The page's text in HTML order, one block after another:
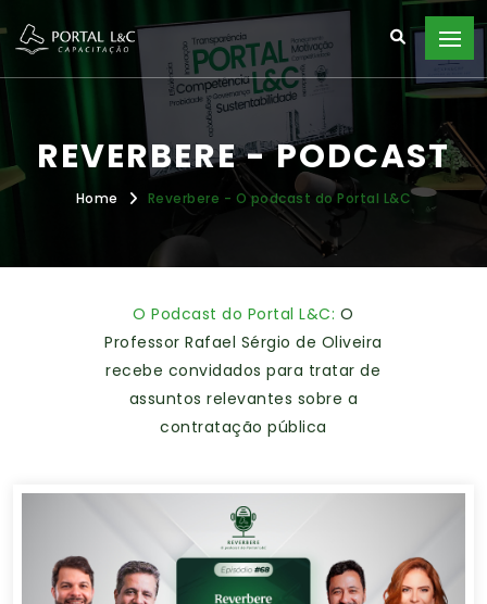
REVERBERE - PODCAST
Home Reverbere - O podcast do Portal L&C
O Podcast do Portal L&C: O
Professor Rafael Sérgio de Oliveira
recebe convidados para tratar de
assuntos relevantes sobre a
contratação pública